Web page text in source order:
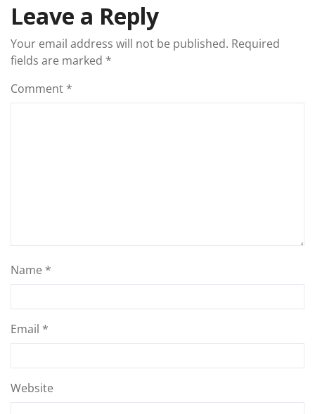
Leave a Reply
Your email address will not be published. Required
fields are marked *
Comment *
Name *
Email *
Website